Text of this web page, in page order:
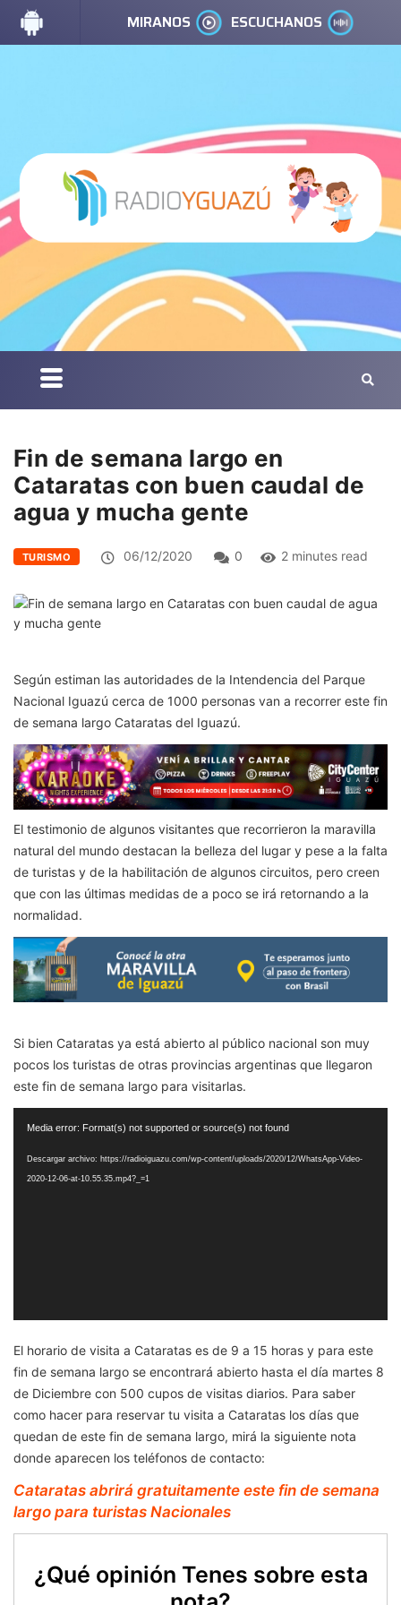
MIRANOS ESCUCHANOS
Fin de semana largo en
Cataratas con buen caudal de
agua y mucha gente
TURISMO 06/12/2020 0 2 minutes read
Según estiman las autoridades de la Intendencia del Parque
Nacional Iguazú cerca de 1000 personas van a recorrer este fin
de semana largo Cataratas del Iguazú.
El testimonio de algunos visitantes que recorrieron la maravilla
natural del mundo destacan la belleza del lugar y pese a la falta
de turistas y de la habilitación de algunos circuitos, pero creen
que con las últimas medidas de a poco se irá retornando a la
normalidad.
Si bien Cataratas ya está abierto al público nacional son muy
pocos los turistas de otras provincias argentinas que llegaron
este fin de semana largo para visitarlas.
vídeo
Media error: Format(s) not supported or source(s) not found
Descargar archivo: https://radioiguazu.com/wp-content/uploads/2020/12/WhatsApp-Video-
2020-12-06-at-10.55.35.mp4?_=1
El horario de visita a Cataratas es de 9 a 15 horas y para este
fin de semana largo se encontrará abierto hasta el día martes 8
de Diciembre con 500 cupos de visitas diarios. Para saber
como hacer para reservar tu visita a Cataratas los días que
quedan de este fin de semana largo, mirá la siguiente nota
donde aparecen los teléfonos de contacto:
Cataratas abrirá gratuitamente este fin de semana
largo para turistas Nacionales
¿Qué opinión Tenes sobre esta